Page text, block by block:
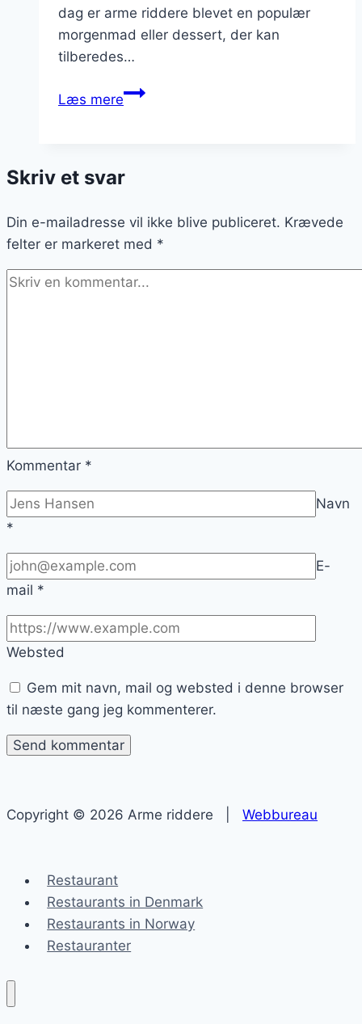
dag er arme riddere blevet en populær
morgenmad eller dessert, der kan
tilberedes…
Læs mereArme
og
Efterårsnydelser
på
tallerkenen
Skriv et svar
Din e-mailadresse vil ikke blive publiceret. Krævede
felter er markeret med *
Kommentar *
Navn
*
E-
mail *
Websted
Gem mit navn, mail og websted i denne browser
til næste gang jeg kommenterer.
Copyright © 2026 Arme riddere | Webbureau
Restaurant
Restaurants in Denmark
Restaurants in Norway
Restauranter